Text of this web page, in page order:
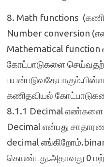
8. Math functions
Number conversion
Mathematical
கோட்பாடுகளை
கணிதவியல்
8.1.1 Decimal எண்களை
Decimal என்பது
decimal
கொண்டது.அதாவது 0